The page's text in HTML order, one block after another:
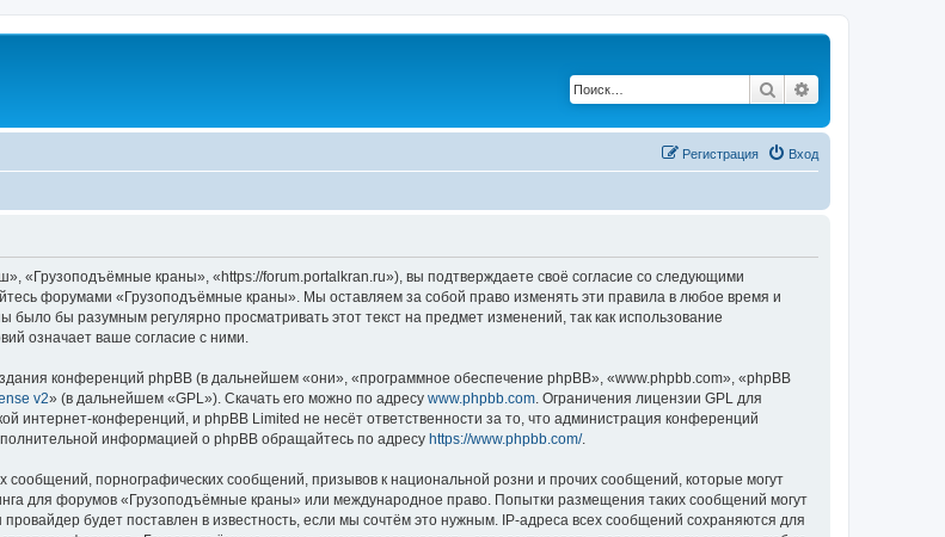
Поиск
Вход
Регистрация
краны», «https://forum.portalkran.ru»), вы подтверждаете своё согласие со следующими
форумами «Грузоподъёмные краны». Мы оставляем за собой право изменять эти правила в любое время и
бы разумным регулярно просматривать этот текст на предмет изменений, так как использование
означает ваше согласие с ними.
конференций phpBB (в дальнейшем «они», «программное обеспечение phpBB», «www.phpbb.com», «phpBB
v2» (в дальнейшем «GPL»). Скачать его можно по адресу www.phpbb.com . Ограничения лицензии GPL для
интернет-конференций, и phpBB Limited не несёт ответственности за то, что администрация конференций
информацией о phpBB обращайтесь по адресу https://www.phpbb.com/.
порнографических сообщений, призывов к национальной розни и прочих сообщений, которые могут
для форумов «Грузоподъёмные краны» или международное право. Попытки размещения таких сообщений могут
будет поставлен в известность, если мы сочтём это нужным. IP-адреса всех сообщений сохраняются для